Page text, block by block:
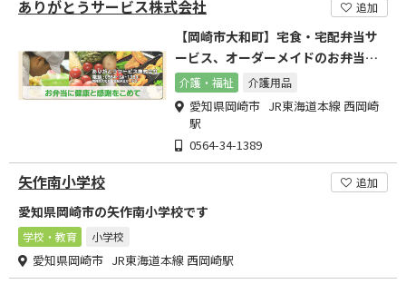
ありがとうサービス株式会社 追加
【岡崎市大和町】宅食・宅配弁当サ
ービス、オーダーメイドのお弁当、
高齢者向け配食サービス
介護・福祉 介護用品
愛知県岡崎市 JR東海道本線 西岡崎
駅
0564-34-1389
矢作南小学校 追加
愛知県岡崎市の矢作南小学校です
学校・教育 小学校
愛知県岡崎市 JR東海道本線 西岡崎駅